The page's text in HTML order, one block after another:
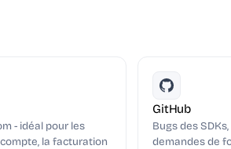
- idéal pour les
la facturation
GitHub
Bugs des
demandes de